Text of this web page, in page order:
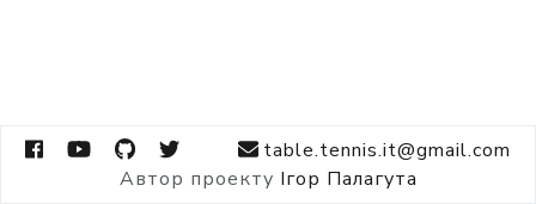
table.tennis.it@gmail.com
Автор проекту Ігор Палагута